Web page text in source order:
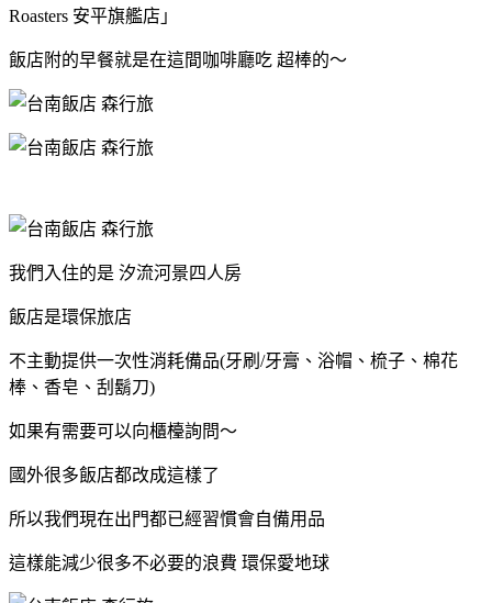
Roasters 安平旗艦店」
飯店附的早餐就是在這間咖啡廳吃 超棒的～
我們入住的是 汐流河景四人房
飯店是環保旅店
不主動提供一次性消耗備品(牙刷/牙膏、浴帽、梳子、棉花
棒、香皂、刮鬍刀)
如果有需要可以向櫃檯詢問～
國外很多飯店都改成這樣了
所以我們現在出門都已經習慣會自備用品
這樣能減少很多不必要的浪費 環保愛地球